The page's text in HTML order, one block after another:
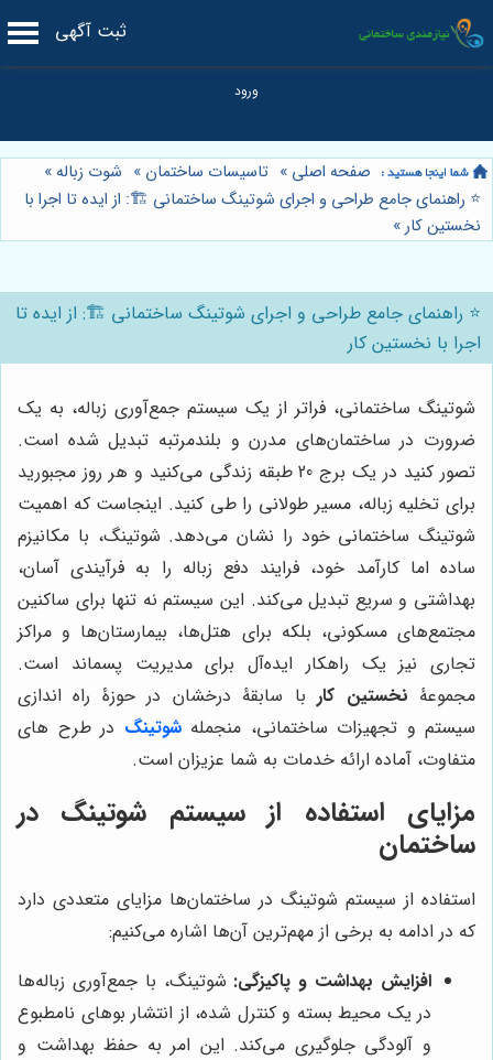
ثبت آگهی
صفحه اصلی » تاسیسات ساختمان » شوت زباله»
⭐️ راهنمای جامع طراحی و اجرای شوتینگ ساختمانی 🏗️: از ایده تا اجرا با
نخستین کار»
⭐️ راهنمای جامع طراحی و اجرای شوتینگ ساختمانی 🏗️: از ایده تا
اجرا با نخستین کار
شوتینگ ساختمانی، فراتر از یک سیستم جمع‌آوری زباله، به یک
ضرورت در ساختمان‌های مدرن و بلندمرتبه تبدیل شده است.
تصور کنید در یک برج 20 طبقه زندگی می‌کنید و هر روز مجبورید
برای تخلیه زباله، مسیر طولانی را طی کنید. اینجاست که اهمیت
شوتینگ ساختمانی خود را نشان می‌دهد. شوتینگ، با مکانیزم
ساده اما کارآمد خود، فرایند دفع زباله را به فرآیندی آسان،
بهداشتی و سریع تبدیل می‌کند. این سیستم نه تنها برای ساکنین
مجتمع‌های مسکونی، بلکه برای هتل‌ها، بیمارستان‌ها و مراکز
تجاری نیز یک راهکار ایده‌آل برای مدیریت پسماند است.
مجموعۀ نخستین کاربا سابقۀ درخشان در حوزۀ راه اندازی
سیستم و تجهیزات ساختمانی، منجملهشوتینگ در طرح های
متفاوت، آماده ارائه خدمات به شما عزیزان است.
مزایای استفاده از سیستم شوتینگ در
ساختمان
استفاده از سیستم شوتینگ در ساختمان‌ها مزایای متعددی دارد
که در ادامه به برخی از مهم‌ترین آن‌ها اشاره می‌کنیم:
افزایش بهداشت و پاکیزگی: شوتینگ، با جمع‌آوری زباله‌ها
در یک محیط بسته و کنترل شده، از انتشار بوهای نامطبوع
و آلودگی جلوگیری می‌کند. این امر به حفظ بهداشت و